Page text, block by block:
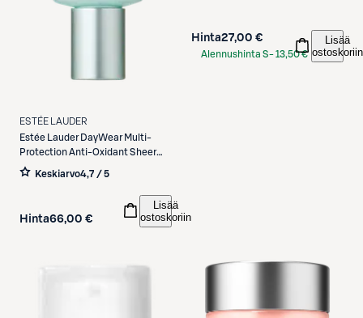
ESTÉE LAUDER
Estée Lauder DayWear Multi-
Protection Anti-Oxidant Sheer
Tint Release Moisturiser SPF 15
sävyttävä päivävoide 50 ml
Keskiarvo4,7 / 5
Hinta66,00 €
Lisää
ostoskoriin
Hinta27,00 €
Alennushinta S-13,50 €
Lisää
ostoskoriin